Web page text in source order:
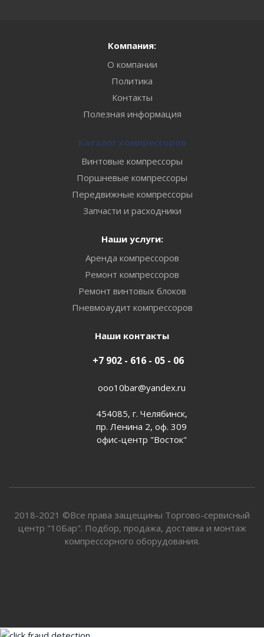
Компания:
О компании
Политика
Контакты
Полезная информация
Каталог компрессоров
Винтовые компрессоры
Поршневые компрессоры
Передвижные компрессоры
Запчасти и расходники
Наши услуги:
Аренда компрессоров
Ремонт компрессоров
Ремонт винтовых блоков
Пневмоаудит компрессоров
Наши контакты
+7 902 - 616 - 05 - 06
ooo10bar@yandex.ru
454085, г. Челябинск,
пр. Ленина 2, оф. 309
офис-центр "Восток"
2018-2021 ©Все права защещины Торгово-сервисный
центр "10Бар". Подбор, продажа, доставка и монтаж
компрессорного оборудования.